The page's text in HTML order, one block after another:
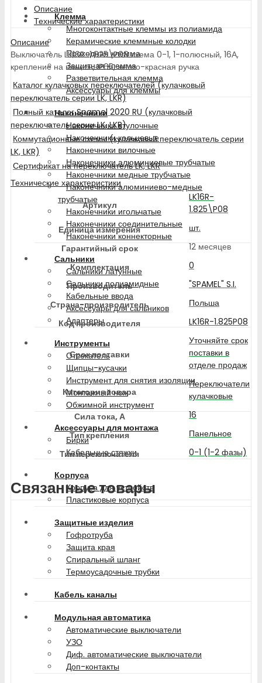
Клемма
Многоконтактные клеммы из полиамида
Керамические клеммные колодки
Проходная клемма
Защитная клемма
Разветвительная клемма
Аксессуары для клеммы
Наконечники
Наконечники втулочные
Наконечники кольцевые
Наконечники вилочные
Наконечники алюминиевые трубчатые
Наконечники медные трубчатые
Наконечники алюминиево-медные
трубчатые
Наконечники игольчатые
Наконечники соединительные
Наконечники коннекторные
Сальники
Сальники латунные
Сальники полиамидные
Кабельные ввода
Аксессуары для сальников
Адаптеры
Инструменты
Отсекатель
Щипцы-кусачки
Инструмент для снятия изоляции
Монтажный нож
Обжимной инструмент
Аксессуары для монтажа
Бирки
Кабельные стяжки
Корпуса
Корпуса для устройств
Пластиковые корпуса
Защитные изделия
Гофротруба
Защита края
Спиральный шланг
Термоусадочные трубки
Кабель каналы
Модульная автоматика
Автоматические выключатели
УЗО
Диф. автоматические выключатели
Доп-контакты
Описание
Технические характеристики
Описание
Выключатель LK16R-1.825\P08 схема 0-1, 1-полюсный, 16А,
крепление на панель, IP65, жёлто-красная ручка
Каталог кулачковых переключателей (кулачковый
переключатель серии LK, LKR)
Полный каталог Spamel 2020 RU (кулачковый
переключатель серии LK, LKR)
Коммутационные схемы (кулачковый переключатель серии
LK, LKR)
Сертификат на переключатель LK, LKR
Технические характеристики
Артикул
LK16R-
1.825\P08
Единица измерения
шт.
Гарантийный срок
12 месяцев
Комплектация
0
Производитель
"SPAMEL" S.I.
Страна-производитель
Польша
Код производителя
LK16R-1.825P08
Срок поставки
Уточняйте срок
поставки в
отделе продаж
Категория товара
Переключатели
кулачковые
Сила тока, А
16
Тип крепления
Панельное
Тип переключателя
0-1 (1-2 фазы)
Связанные товары